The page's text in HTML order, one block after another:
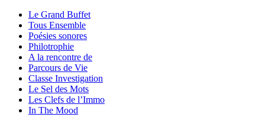
Le Grand Buffet
Tous Ensemble
Poésies sonores
Philotrophie
A la rencontre de
Parcours de Vie
Classe Investigation
Le Sel des Mots
Les Clefs de l’Immo
In The Mood